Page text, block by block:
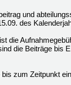
und
des
die
die Beiträge bis
zum Zeitpunkt